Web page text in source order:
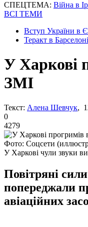
СПЕЦТЕМА: Війна в
ВСІ ТЕМИ
Вступ України в
Теракт в Барселоні
У Харкові
ЗМІ
Текст: Алена Шевчук,
0
4279
Фото: Соцсети
У Харкові чули звуки
Повітряні
попереджали
авіаційних